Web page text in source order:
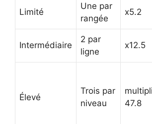
Limité
Une par
rangée
x5.2
Intermédiaire
2 par
ligne
x12.5
Élevé
Trois par
niveau
47.8